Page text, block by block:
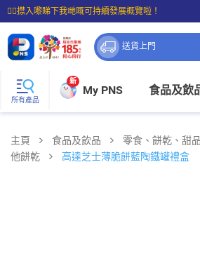
☝🏼㩒入嚟睇下我哋嘅可持續發展概覽啦！
⭐購物滿$399即享免費送貨；滿$100即可免費店取
送貨上門
所有產品
新
My PNS 食品及飲
主頁 食品及飲品 零食、餅乾、甜品
他餅乾
高達芝士薄脆餅藍陶鐵罐禮盒